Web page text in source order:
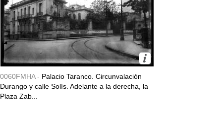
0060FMHA - Palacio Taranco. Circunvalación
Durango y calle Solís. Adelante a la derecha, la
Plaza Zab...